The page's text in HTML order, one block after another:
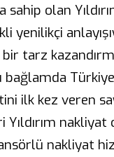
sahip olan
yenilikçi
tarz
bağlamda
ilk kez veren
nakliyat
nakliyat